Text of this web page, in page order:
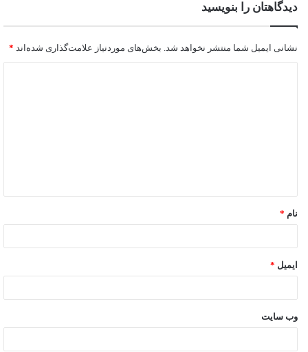
دیدگاهتان را بنویسید
نشانی ایمیل شما منتشر نخواهد شد. بخش‌های موردنیاز علامت‌گذاری شده‌اند *
نام *
ایمیل *
وب‌ سایت